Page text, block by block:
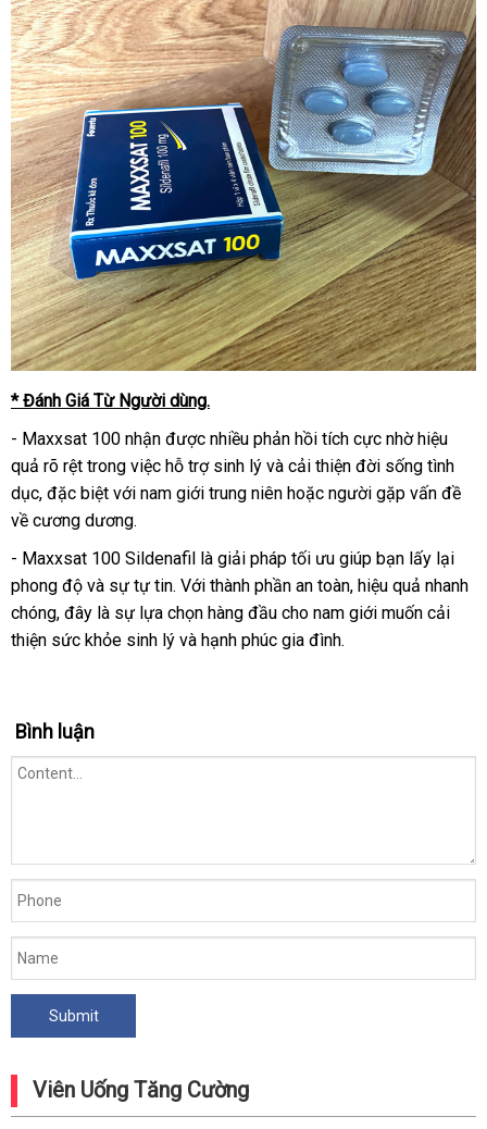
* Đánh Giá Từ Người dùng.
- Maxxsat 100 nhận được nhiều phản hồi tích cực nhờ hiệu
quả rõ rệt trong việc hỗ trợ sinh lý và cải thiện đời sống tình
dục, đặc biệt với nam giới trung niên hoặc người gặp vấn đề
về cương dương.
- Maxxsat 100 Sildenafil là giải pháp tối ưu giúp bạn lấy lại
phong độ và sự tự tin. Với thành phần an toàn, hiệu quả nhanh
chóng, đây là sự lựa chọn hàng đầu cho nam giới muốn cải
thiện sức khỏe sinh lý và hạnh phúc gia đình.
Bình luận
Viên Uống Tăng Cường